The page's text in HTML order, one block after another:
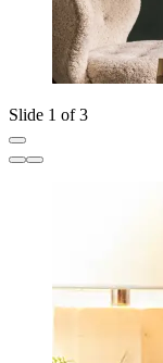
Slide 1 of 3